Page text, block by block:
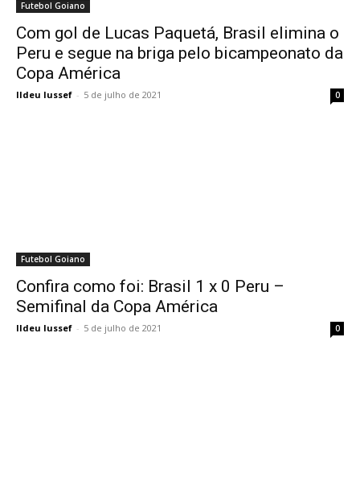
Futebol Goiano
Com gol de Lucas Paquetá, Brasil elimina o
Peru e segue na briga pelo bicampeonato da
Copa América
Ildeu Iussef - 5 de julho de 2021 0
Futebol Goiano
Confira como foi: Brasil 1 x 0 Peru –
Semifinal da Copa América
Ildeu Iussef - 5 de julho de 2021 0